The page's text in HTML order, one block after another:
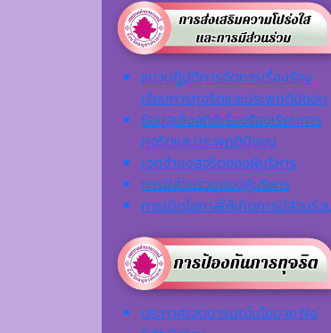
แนวปฏิบัติการจัดการเรื่องร้อง
เรียนการทุจริตและประพฤติมิชอบ
ข้อมูลเชิงสถิติเรื่องร้องเรียนการ
ทุจริตและประพฤติมิชอบ
เจตจํานงสุจริตของผู้บริหาร
การมีส่วนร่วมของผู้บริหาร
การเปิดโอกาสให้เกิดการมีส่วนร่ว
ประกาศเจตนารมณ์นโยบาย No